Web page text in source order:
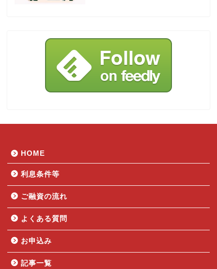
HOME
利息条件等
ご融資の流れ
よくある質問
お申込み
記事一覧